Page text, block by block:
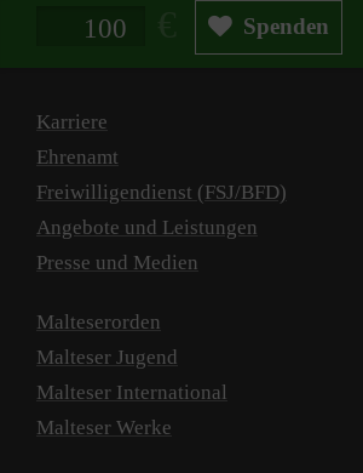
Spendenbetrag in Euro Spenden
Karriere
Ehrenamt
Freiwilligendienst (FSJ/BFD)
Angebote und Leistungen
Presse und Medien
Malteserorden
Malteser Jugend
Malteser International
Malteser Werke